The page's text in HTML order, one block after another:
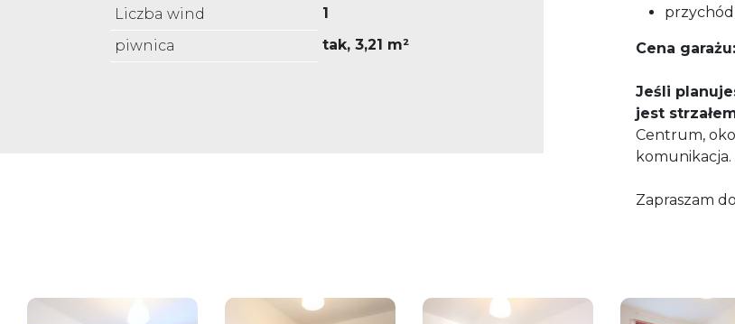
Liczba wind
1
piwnica
tak, 3,21 m²
przychód
Cena
Jeśli
jest
Centrum,
Zapraszam